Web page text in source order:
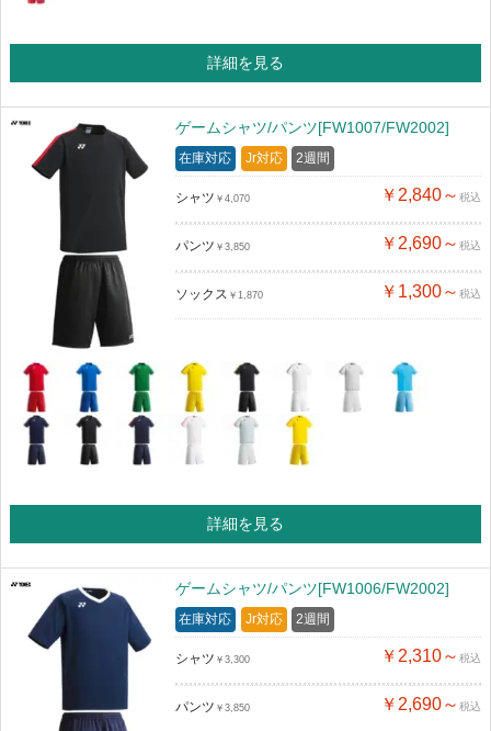
詳細を見る
ゲームシャツ/パンツ[FW1007/FW2002]
在庫対応 Jr対応 2週間
シャツ ￥4,070 ￥2,840～ 税込
パンツ ￥3,850 ￥2,690～ 税込
ソックス ￥1,870 ￥1,300～ 税込
詳細を見る
ゲームシャツ/パンツ[FW1006/FW2002]
在庫対応 Jr対応 2週間
シャツ ￥3,300 ￥2,310～ 税込
パンツ ￥3,850 ￥2,690～ 税込